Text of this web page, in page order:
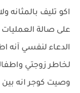
اكو تليف بالمثانه
على صالة
الدعاء لنفسي
لخاطر زوجتي
وصيت كوجر انه بين